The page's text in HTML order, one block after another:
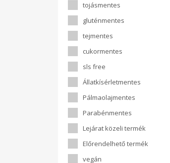
tojásmentes
gluténmentes
tejmentes
cukormentes
sls free
Állatkísérletmentes
Pálmaolajmentes
Parabénmentes
Lejárat közeli termék
Előrendelhető termék
vegán